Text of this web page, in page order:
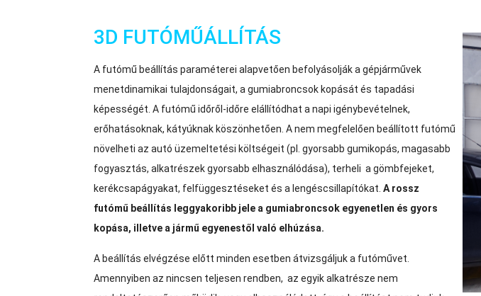
3D FUTÓMŰÁLLÍTÁS
A futómű beállítás paraméterei alapvetően befolyásolják a gépjárművek
menetdinamikai tulajdonságait, a gumiabroncsok kopását és tapadási
képességét. A futómű időről-időre elállítódhat a napi igénybevételnek,
erőhatásoknak, kátyúknak köszönhetően. A nem megfelelően beállított futómű
növelheti az autó üzemeltetési költségeit (pl. gyorsabb gumikopás, magasabb
fogyasztás, alkatrészek gyorsabb elhasználódása), terheli a gömbfejeket,
kerékcsapágyakat, felfüggesztéseket és a lengéscsillapítókat. A rossz
futómű beállítás leggyakoribb jele a gumiabroncsok egyenetlen és gyors
kopása, illetve a jármű egyenestől való elhúzása.
A beállítás elvégzése előtt minden esetben átvizsgáljuk a futóművet.
Amennyiben az nincsen teljesen rendben, az egyik alkatrésze nem